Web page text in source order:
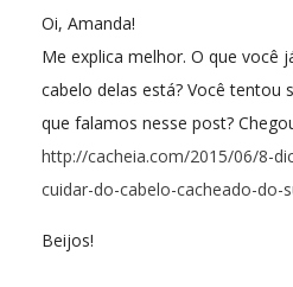
Oi, Amanda!
Me explica melhor. O que você
cabelo delas está? Você tentou
que falamos nesse post?
http://cacheia.com/2015/06/8-
cuidar-do-cabelo-cacheado-do-
Beijos!